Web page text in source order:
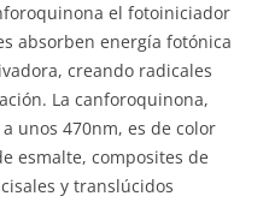
el fotoiniciador
absorben energía fotónica
creando radicales
La canforoquinona,
unos 470nm, es de color
esmalte, composites de
y translúcidos